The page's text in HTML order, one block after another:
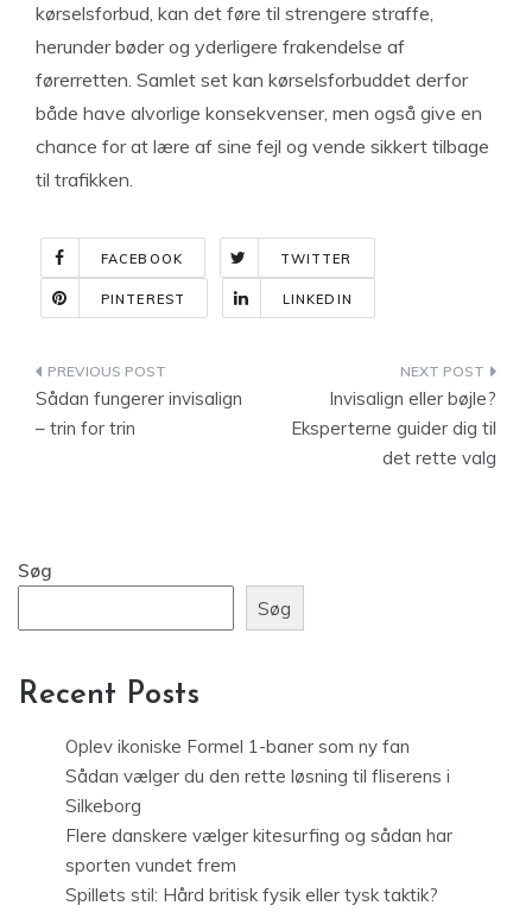
kørselsforbud, kan det føre til strengere straffe,
herunder bøder og yderligere frakendelse af
førerretten. Samlet set kan kørselsforbuddet derfor
både have alvorlige konsekvenser, men også give en
chance for at lære af sine fejl og vende sikkert tilbage
til trafikken.
FACEBOOK TWITTER
PINTEREST LINKEDIN
Indlægsnavigation
Sådan fungerer invisalign
– trin for trin
Invisalign eller bøjle?
Eksperterne guider dig til
det rette valg
Søg
Søg
Recent Posts
Oplev ikoniske Formel 1-baner som ny fan
Sådan vælger du den rette løsning til fliserens i
Silkeborg
Flere danskere vælger kitesurfing og sådan har
sporten vundet frem
Spillets stil: Hård britisk fysik eller tysk taktik?